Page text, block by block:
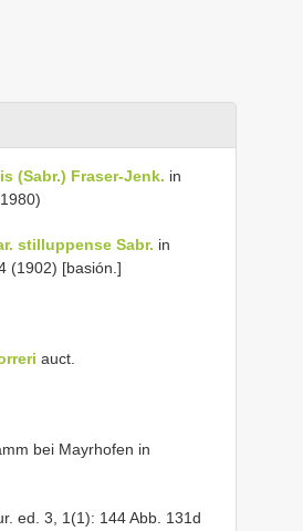
(Sabr.) Fraser-Jenk. in
stilluppense Sabr. in
(1902) [basión.]
auct.
bei Mayrhofen in
ed. 3, 1(1): 144 Abb. 131d